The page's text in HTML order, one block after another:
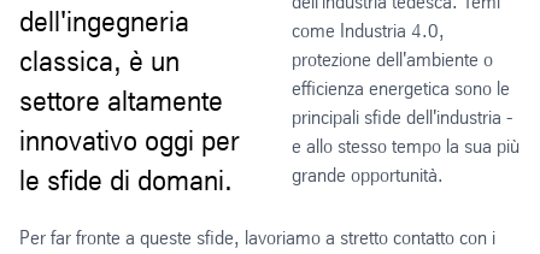
dell'ingegneria
classica, è un
settore altamente
innovativo oggi per
le sfide di domani.
come Industria 4.0,
protezione dell'ambiente o
efficienza energetica sono le
principali sfide dell'industria -
e allo stesso tempo la sua più
grande opportunità.
Per far fronte a queste sfide, lavoriamo a stretto contatto con i